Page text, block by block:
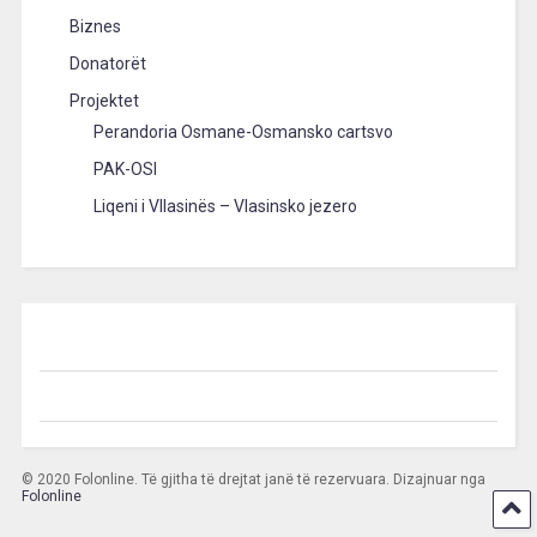
Biznes
Donatorët
Projektet
Perandoria Osmane-Osmansko cartsvo
PAK-OSI
Liqeni i Vllasinës – Vlasinsko jezero
© 2020 Folonline. Të gjitha të drejtat janë të rezervuara. Dizajnuar nga
Folonline